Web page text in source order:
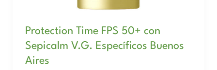
Protection Time FPS 50+ con
Sepicalm V.G. Específicos Buenos
Aires